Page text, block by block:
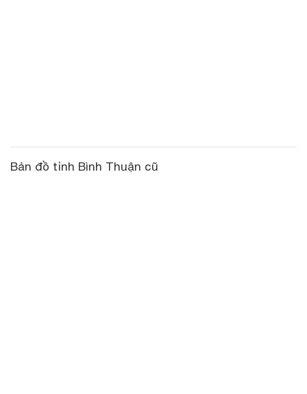
Bản đồ tỉnh Bình Thuận cũ